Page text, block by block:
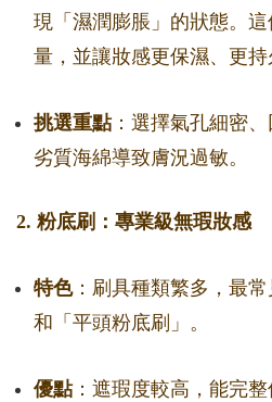
現「濕潤膨脹」的狀態。
量，並讓妝感更保濕、更持
挑選重點：選擇氣孔細密
劣質海綿導致膚況過敏。
2. 粉底刷：專業級無瑕妝感
特色：刷具種類繁多，最常
和「平頭粉底刷」。
優點：遮瑕度較高，能完